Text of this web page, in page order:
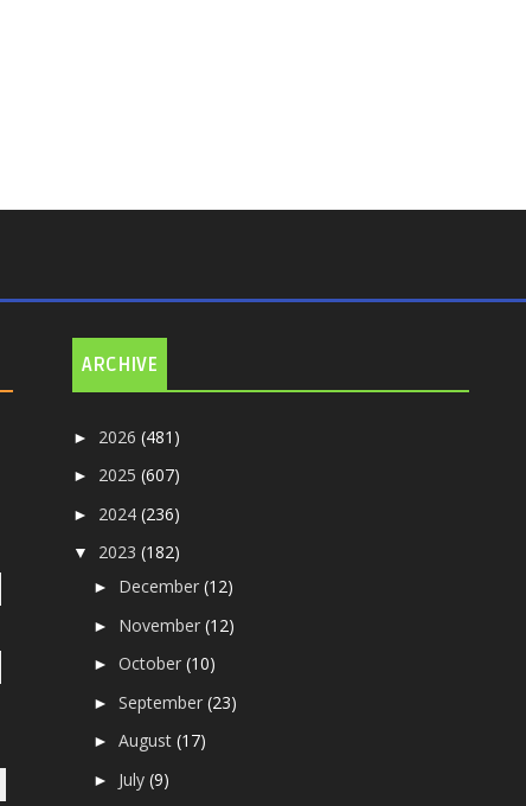
ARCHIVE
► 2026(481)
► 2025(607)
► 2024(236)
▼ 2023(182)
► December(12)
► November(12)
►October(10)
►September(23)
►August(17)
► July(9)